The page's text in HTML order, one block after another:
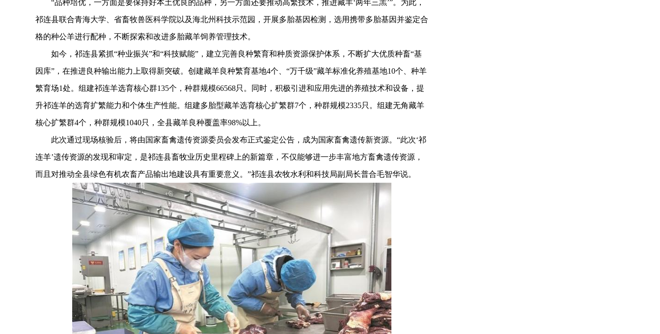
“品种培优，一方面是要保持好本土优良的品种，另一方面还要推动高繁技术，推进藏羊‘两年三羔’”。为此，
祁连县联合青海大学、省畜牧兽医科学院以及海北州科技示范园，开展多胎基因检测，选用携带多胎基因并鉴定合
格的种公羊进行配种，不断探索和改进多胎藏羊饲养管理技术。
如今，祁连县紧抓“种业振兴”和“科技赋能”，建立完善良种繁育和种质资源保护体系，不断扩大优质种畜“基
因库”，在推进良种输出能力上取得新突破。创建藏羊良种繁育基地4个、“万千级”藏羊标准化养殖基地10个、种羊
繁育场1处。组建祁连羊选育核心群135个，种群规模66568只。同时，积极引进和应用先进的养殖技术和设备，提
升祁连羊的选育扩繁能力和个体生产性能。组建多胎型藏羊选育核心扩繁群7个，种群规模2335只。组建无角藏羊
核心扩繁群4个，种群规模1040只，全县藏羊良种覆盖率98%以上。
此次通过现场核验后，将由国家畜禽遗传资源委员会发布正式鉴定公告，成为国家畜禽遗传新资源。“此次‘祁
连羊’遗传资源的发现和审定，是祁连县畜牧业历史里程碑上的新篇章，不仅能够进一步丰富地方畜禽遗传资源，
而且对推动全县绿色有机农畜产品输出地建设具有重要意义。”祁连县农牧水利和科技局副局长普合毛智华说。